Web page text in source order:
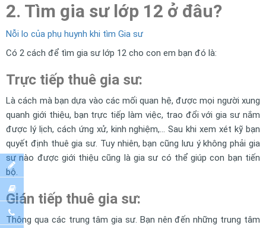
2. Tìm gia sư lớp 12 ở đâu?
Nỗi lo của phụ huynh khi tìm Gia sư
Có 2 cách để tìm gia sư lớp 12 cho con em bạn đó là:
Trực tiếp thuê gia sư:
Là cách mà bạn dựa vào các mối quan hệ, được mọi người xung
quanh giới thiệu, bạn trực tiếp làm việc, trao đổi với gia sư nắm
được lý lịch, cách ứng xử, kinh nghiệm,... Sau khi xem xét kỹ bạn
quyết định thuê gia sư. Tuy nhiên, bạn cũng lưu ý không phải gia
sư nào được giới thiệu cũng là gia sư có thể giúp con bạn tiến
bộ.
Gián tiếp thuê gia sư:
Thông qua các trung tâm gia sư. Bạn nên đến những trung tâm